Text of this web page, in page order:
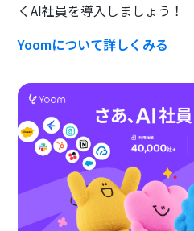
くAI社員を導入しましょう！
Yoomについて詳しくみる